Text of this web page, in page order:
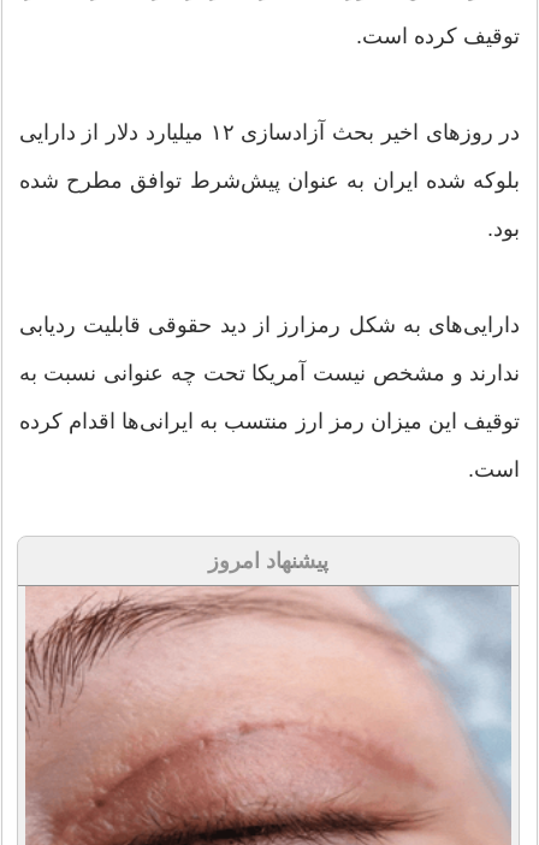
توقیف کرده است.
در روزهای اخیر بحث آزادسازی ۱۲ میلیارد دلار از دارایی
بلوکه شده ایران به عنوان پیش‌شرط توافق مطرح شده
بود.
دارایی‌های به شکل رمزارز از دید حقوقی قابلیت ردیابی
ندارند و مشخص نیست آمریکا تحت چه عنوانی نسبت به
توقیف این میزان رمز ارز منتسب به ایرانی‌ها اقدام کرده
است.
پیشنهاد امروز